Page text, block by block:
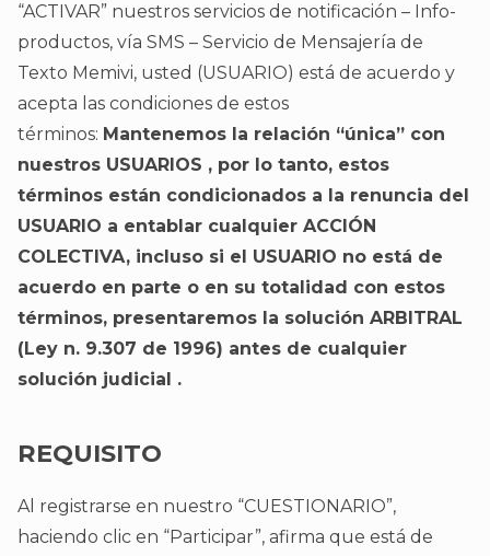
“ACTIVAR” nuestros servicios de notificación – Info-
productos, vía SMS – Servicio de Mensajería de
Texto Memivi, usted (USUARIO) está de acuerdo y
acepta las condiciones de estos
términos: Mantenemos la relación “única” con
nuestros USUARIOS , por lo tanto, estos
términos están condicionados a la renuncia del
USUARIO a entablar cualquier ACCIÓN
COLECTIVA, incluso si el USUARIO no está de
acuerdo en parte o en su totalidad con estos
términos, presentaremos la solución ARBITRAL
(Ley n. 9.307 de 1996) antes de cualquier
solución judicial .
REQUISITO
Al registrarse en nuestro “CUESTIONARIO”,
haciendo clic en “Participar”, afirma que está de